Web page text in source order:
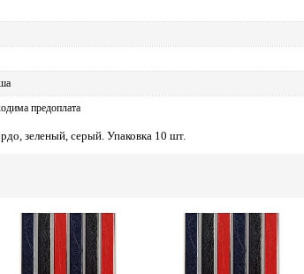
предоплата
зеленый, серый. Упаковка 10 шт.